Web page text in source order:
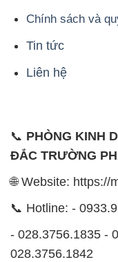
Chính sách và
Tin tức
Liên hệ
📞 PHÒNG KINH
ĐẮC TRƯỜNG
🌐 Website: https://
📞 Hotline: -
- 028.3756.1835 -
028.3756.1842